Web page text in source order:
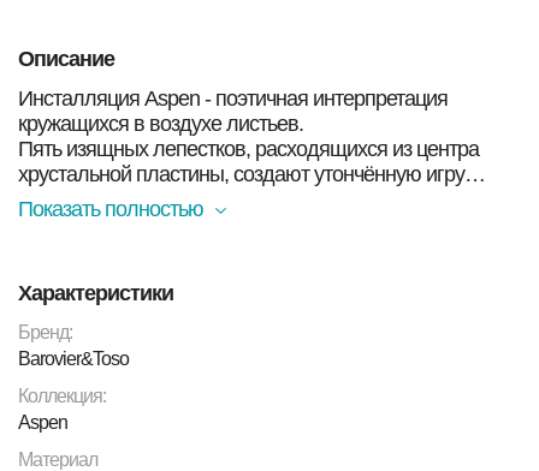
Описание
Инсталляция Aspen - поэтичная интерпретация
кружащихся в воздухе листьев.
Пять изящных лепестков, расходящихся из центра
хрустальной пластины, создают утончённую игру
преломлений света. Световые блики переливаются и
Бренд Barovier&Toso демонстрирует уникальные
возможности создания эксклюзивных световых
Barovier&Toso - это диалог между светом и материей,
воплощающий фирменный стиль бренда в сочетании
с инновационными решениями.
Показать полностью
Характеристики
Бренд:
Barovier&Toso
Коллекция:
Aspen
Материал